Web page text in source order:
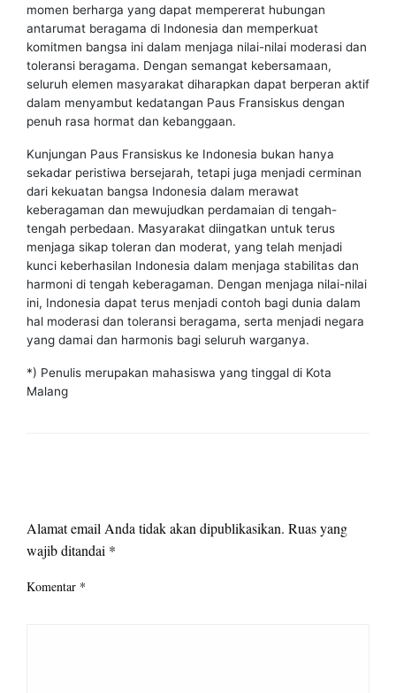
momen berharga yang dapat mempererat hubungan
antarumat beragama di Indonesia dan memperkuat
komitmen bangsa ini dalam menjaga nilai-nilai moderasi dan
toleransi beragama. Dengan semangat kebersamaan,
seluruh elemen masyarakat diharapkan dapat berperan aktif
dalam menyambut kedatangan Paus Fransiskus dengan
penuh rasa hormat dan kebanggaan.
Kunjungan Paus Fransiskus ke Indonesia bukan hanya
sekadar peristiwa bersejarah, tetapi juga menjadi cerminan
dari kekuatan bangsa Indonesia dalam merawat
keberagaman dan mewujudkan perdamaian di tengah-
tengah perbedaan. Masyarakat diingatkan untuk terus
menjaga sikap toleran dan moderat, yang telah menjadi
kunci keberhasilan Indonesia dalam menjaga stabilitas dan
harmoni di tengah keberagaman. Dengan menjaga nilai-nilai
ini, Indonesia dapat terus menjadi contoh bagi dunia dalam
hal moderasi dan toleransi beragama, serta menjadi negara
yang damai dan harmonis bagi seluruh warganya.
*) Penulis merupakan mahasiswa yang tinggal di Kota
Malang
Alamat email Anda tidak akan dipublikasikan. Ruas yang
wajib ditandai *
Komentar *